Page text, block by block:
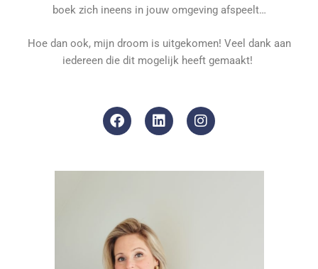
boek zich ineens in jouw omgeving afspeelt…
Hoe dan ook, mijn droom is uitgekomen! Veel dank aan
iedereen die dit mogelijk heeft gemaakt!
a
c
o
i
n
d
n
s
g